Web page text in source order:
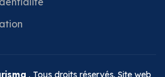
. Tous droits réservés. Site web